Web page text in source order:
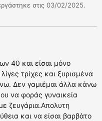
στις 03/02/2025.
40 και είσαι μόνο
τρίχες και ξυρισμένα
Δεν γαμιέμαι άλλα κάνω
να φοράς γυναικεία
ζευγάρια.Απολυτη
και να είσαι βαρβάτο